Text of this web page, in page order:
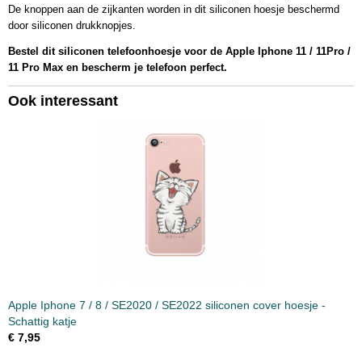
De knoppen aan de zijkanten worden in dit siliconen hoesje beschermd
door siliconen drukknopjes.
Bestel dit siliconen telefoonhoesje voor de Apple Iphone 11 / 11Pro /
11 Pro Max en bescherm je telefoon perfect.
Ook interessant
Apple Iphone 7 / 8 / SE2020 / SE2022 siliconen cover hoesje -
Schattig katje
€ 7,95